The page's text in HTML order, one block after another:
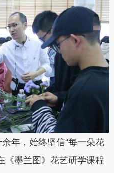
，始终坚信“每一朵花
《墨兰图》花艺研学课程